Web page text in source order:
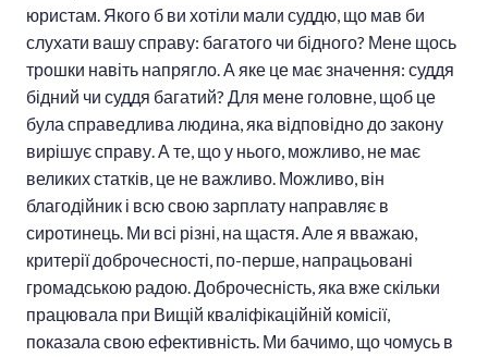
юристам. Якого б ви хотіли мали суддю, що мав би
слухати вашу справу: багатого чи бідного? Мене щось
трошки навіть напрягло. А яке це має значення: суддя
бідний чи суддя багатий? Для мене головне, щоб це
була справедлива людина, яка відповідно до закону
вирішує справу. А те, що у нього, можливо, не має
великих статків, це не важливо. Можливо, він
благодійник і всю свою зарплату направляє в
сиротинець. Ми всі різні, на щастя. Але я вважаю,
критерії доброчесності, по-перше, напрацьовані
громадською радою. Доброчесність, яка вже скільки
працювала при Вищій кваліфікаційній комісії,
показала свою ефективність. Ми бачимо, що чомусь в